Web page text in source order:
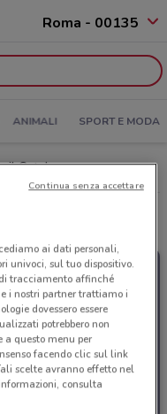
Roma - 00135
ANIMALI SPORT E MODA
il Catalogo
Baby
ai dati personali,
univoci, sul tuo dispositivo.
tracciamento affinché
i nostri partner trattiamo i
dovessero essere
potrebbero non
a questo menu per
facendo clic sul link
scelte avranno effetto nel
consulta
Continua senza accettare